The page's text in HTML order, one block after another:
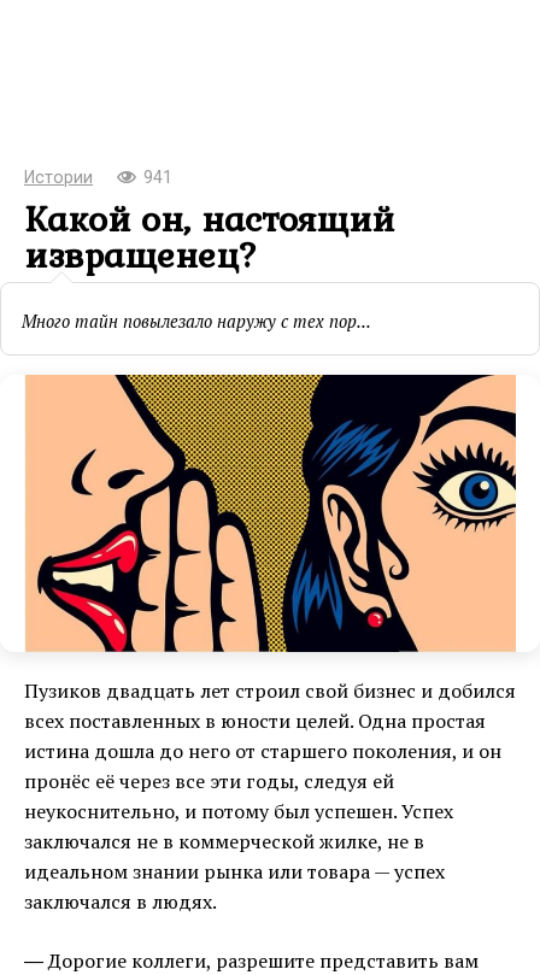
Истории 941
Какой он, настоящий
извращенец?
Много тайн повылезало наружу с тех пор...
Пузиков двадцать лет строил свой бизнес и добился
всех поставленных в юности целей. Одна простая
истина дошла до него от старшего поколения, и он
пронёс её через все эти годы, следуя ей
неукоснительно, и потому был успешен. Успех
заключался не в коммерческой жилке, не в
идеальном знании рынка или товара — успех
заключался в людях.
― Дорогие коллеги, разрешите представить вам